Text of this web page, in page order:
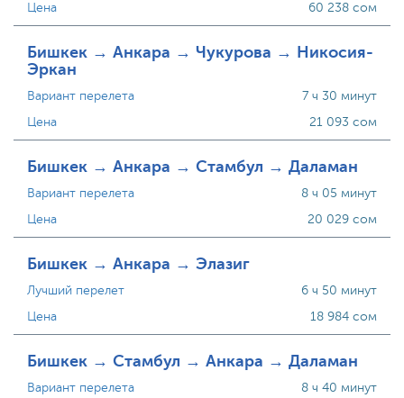
Цена
60 238 сом
Бишкек → Анкара → Чукурова → Никосия-
Эркан
Вариант перелета
Цена
7 ч 30 минут
21 093 сом
Бишкек → Анкара → Стамбул → Даламан
Вариант перелета
Цена
8 ч 05 минут
20 029 сом
Бишкек → Анкара → Элазиг
Лучший перелет
Цена
6 ч 50 минут
18 984 сом
Бишкек → Стамбул → Анкара → Даламан
Вариант перелета
8 ч 40 минут